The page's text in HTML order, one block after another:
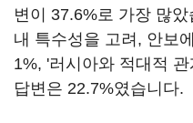
변이 37.6%로 가장 많
내 특수성을 고려, 안보
1%, '러시아와 적대적
답변은 22.7%였습니다.